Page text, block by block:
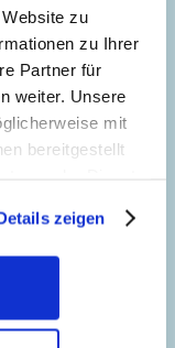
zu
zu Ihrer
Partner für
weiter. Unsere
mit
bereitgestellt
zeigen